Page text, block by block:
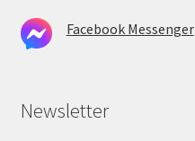
Facebook Messenger
Newsletter